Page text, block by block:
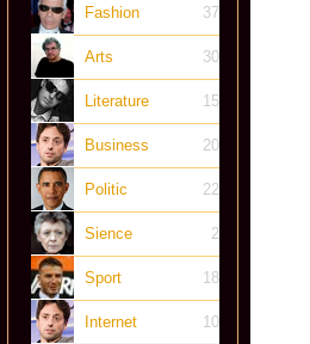
Fashion 37
Arts 30
Literature 15
Business 20
Politic 22
Sience 2
Sport 18
Internet 10